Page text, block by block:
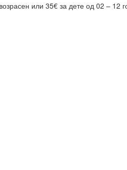
или 35€ за дете од 02 – 12